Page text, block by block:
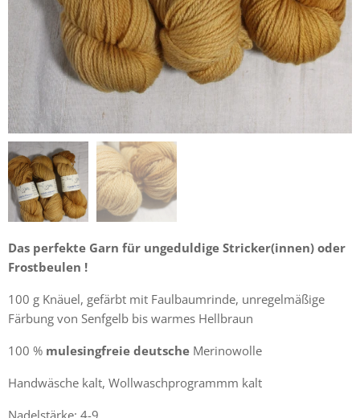
Das perfekte Garn für ungeduldige Stricker(innen) oder
Frostbeulen !
100 g Knäuel, gefärbt mit Faulbaumrinde, unregelmäßige
Färbung von Senfgelb bis warmes Hellbraun
100 % mulesingfreie deutsche Merinowolle
Handwäsche kalt, Wollwaschprogrammm kalt
Nadelstärke: 4-9